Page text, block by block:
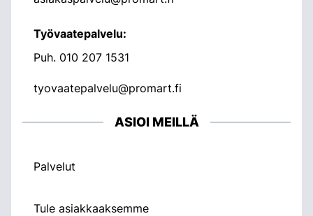
Työvaatepalvelu:
Puh. 010 207 1531
tyovaatepalvelu@promart.fi
ASIOI MEILLÄ
Palvelut
Tule asiakkaaksemme